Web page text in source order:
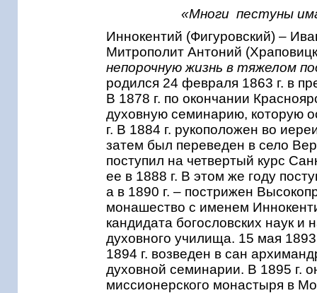
«Многи пестуны
Иннокентий (Фигуровский) –
Митрополит Антоний
непорочную жизнь в тяжелом
родился 24 февраля 1863 г. в
В 1878 г. по окончании
духовную семинарию, которую
г. В 1884 г. рукоположен во
затем был переведен в село
поступил на четвертый курс
ее в 1888 г. В этом же году
а в 1890 г. – пострижен
монашество с именем
кандидата богословских наук
духовного училища. 15 мая
1894 г. возведен в сан
духовной семинарии. В 1895 г.
миссионерского монастыря в